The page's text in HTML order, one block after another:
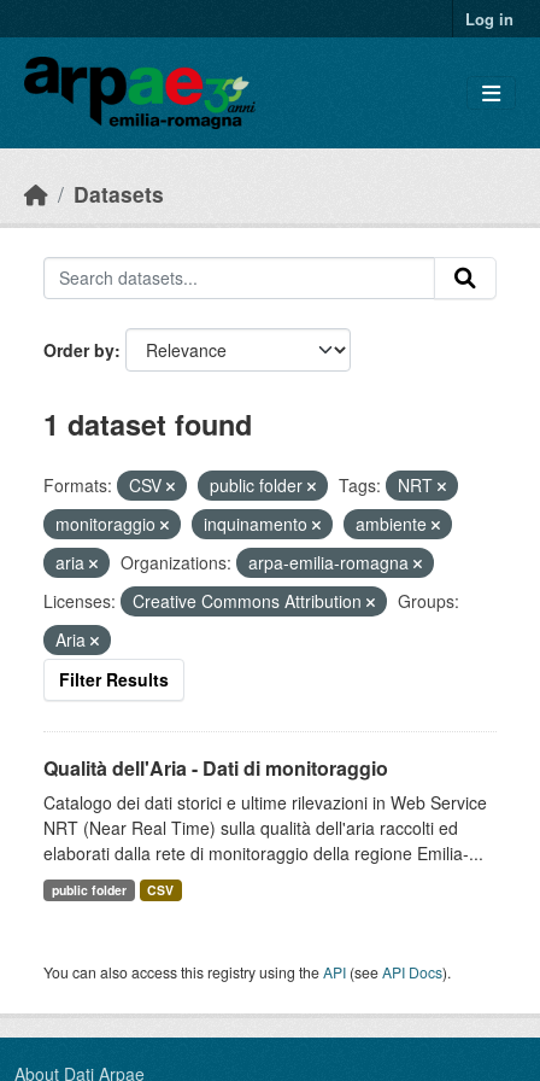
Log in
Datasets
Order by
1 dataset found
Formats: CSV public folder Tags:
NRT
monitoraggio
inquinamento
ambiente
aria
Organizations:
arpa-emilia-romagna
Licenses:
Creative Commons Attribution
Groups:
Aria
Filter Results
Qualità dell'Aria - Dati di monitoraggio
Catalogo dei dati storici e ultime rilevazioni in Web Service
NRT (Near Real Time) sulla qualità dell'aria raccolti ed
elaborati dalla rete di monitoraggio della regione Emilia-...
public folder CSV
You can also access this registry using theAPI (seeAPI Docs).
About Dati Arpae